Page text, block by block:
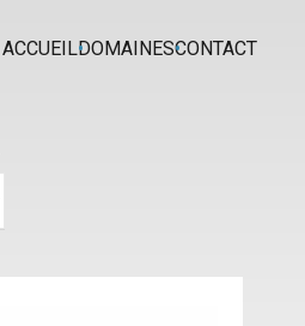
ACCUEILDOMAINESCONTACT